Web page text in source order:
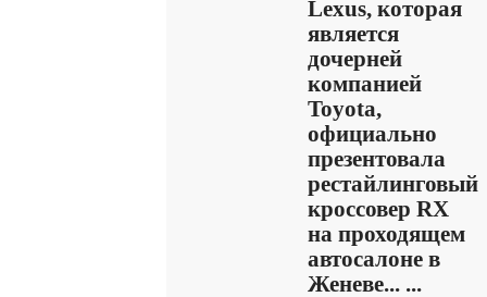
Lexus, которая
является
дочерней
компанией
Toyota,
официально
презентовала
рестайлинговый
кроссовер RX
на проходящем
автосалоне в
Женеве... ...